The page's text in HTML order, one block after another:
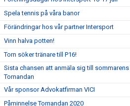
Spela tennis på våra banor
Förändringar hos vår partner Intersport
Vinn halva potten!
Torn söker tränare till P16!
Sista chansen att anmäla sig till
Tornandan
Vår sponsor Advokatfirman VICI
Påminnelse Tornandan 2020